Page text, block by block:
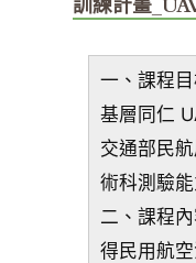
一、課程
基層同仁
交通部民
術科測驗能
二、課程
得民用航